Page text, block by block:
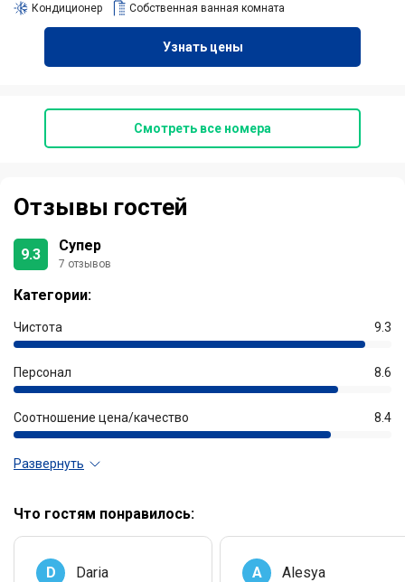
Кондиционер Собственная ванная комната
Узнать цены
Смотреть все номера
Отзывы гостей
9.3 Супер
7 отзывов
Категории:
Чистота 9.3
Персонал 8.6
Соотношение цена/качество 8.4
Развернуть
Что гостям понравилось:
D Daria A Alesya